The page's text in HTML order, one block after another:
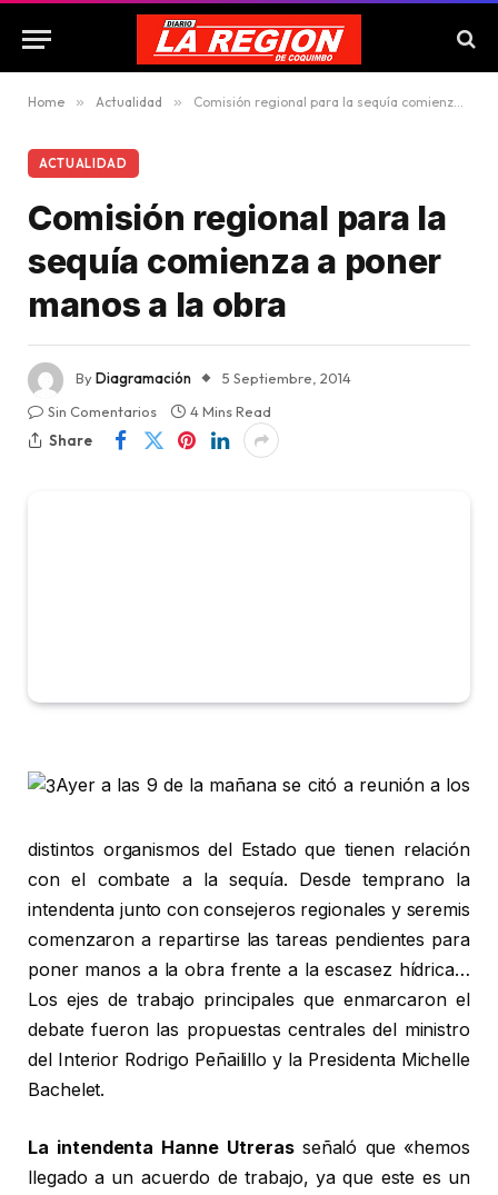
Home » Actualidad » Comisión regional para la sequía comienza a poner manos a la obra
ACTUALIDAD
Comisión regional para la
sequía comienza a poner
manos a la obra
ByDiagramación
5 Septiembre, 2014
Sin Comentarios
4 Mins Read
Share
Ayer a las 9 de la mañana se citó a reunión a los
distintos organismos del Estado que tienen relación
con el combate a la sequía. Desde temprano la
intendenta junto con consejeros regionales y seremis
comenzaron a repartirse las tareas pendientes para
poner manos a la obra frente a la escasez hídrica…
Los ejes de trabajo principales que enmarcaron el
debate fueron las propuestas centrales del ministro
del Interior Rodrigo Peñailillo y la Presidenta Michelle
Bachelet.
La intendenta Hanne Utreras señaló que «hemos
llegado a un acuerdo de trabajo, ya que este es un